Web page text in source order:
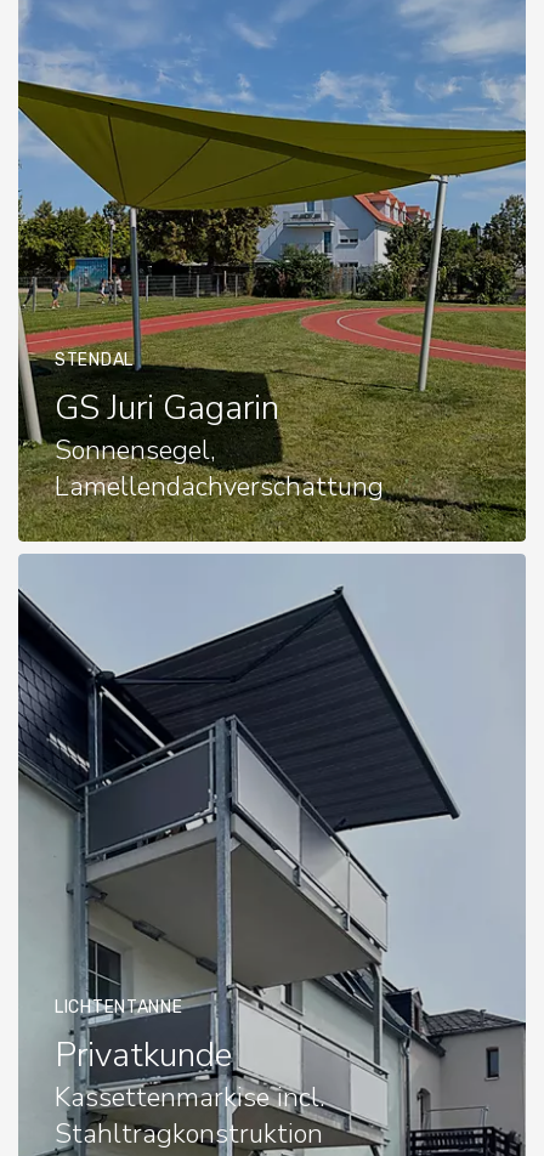
STENDAL
GS Juri Gagarin
Sonnensegel,
Lamellendachverschattung
LICHTENTANNE
Privatkunde
Kassettenmarkise incl.
Stahltragkonstruktion